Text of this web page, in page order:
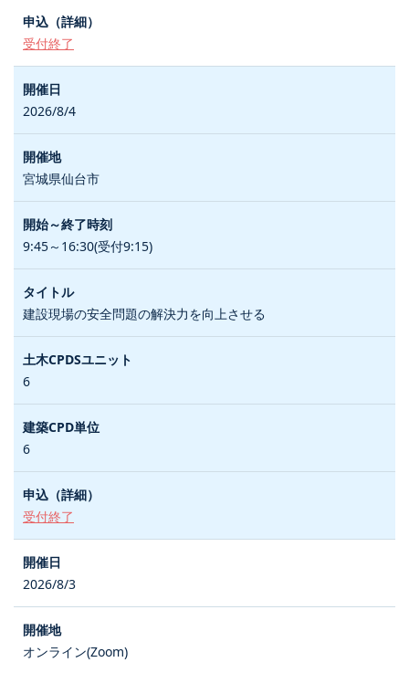
受付終了
2026/8/4
宮城県仙台市
9:45～16:30(受付9:15)
建設現場の安全問題の解決力を向上させる
6
6
受付終了
2026/8/3
オンライン(Zoom)